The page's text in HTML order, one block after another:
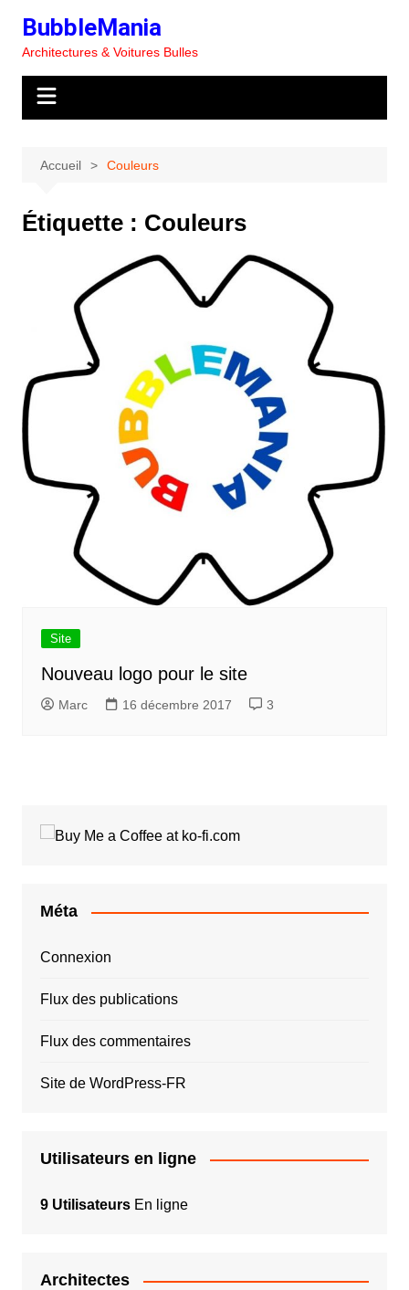
contenu
BubbleMania
Architectures & Voitures Bulles
Accueil Couleurs
Étiquette : Couleurs
Site
Nouveau logo pour le site
Marc 16 décembre 2017 3
Méta
Connexion
Flux des publications
Flux des commentaires
Site de WordPress-FR
Utilisateurs en ligne
9 UtilisateursEn ligne
Architectes